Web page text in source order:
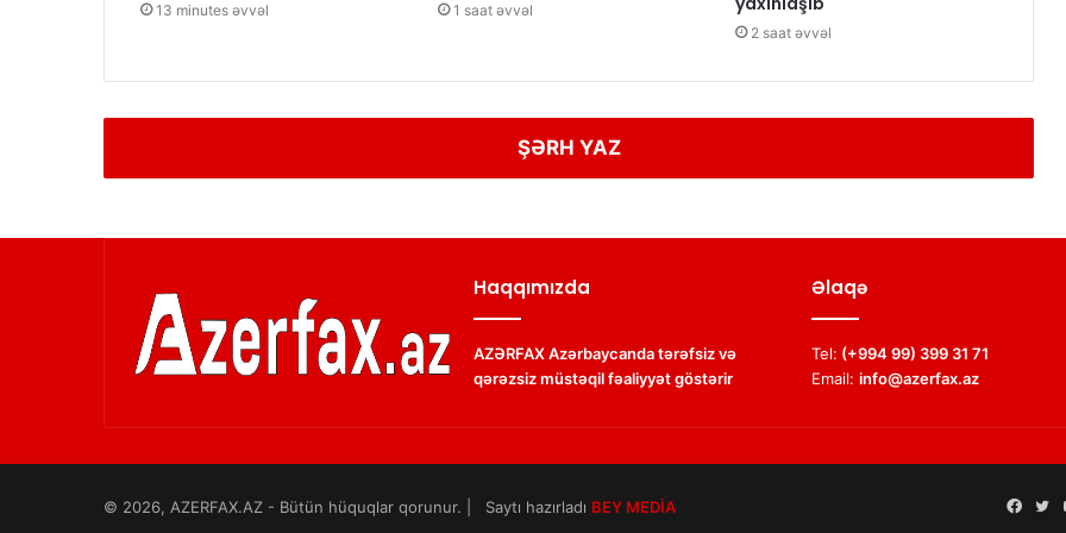
13 minutes əvvəl 1 saat əvvəl
2 saat əvvəl
ŞƏRH YAZ
Haqqımızda
AZƏRFAX Azərbaycanda tərəfsiz və
qərəzsiz müstəqil fəaliyyət göstərir
Əlaqə
Tel: (+994 99) 399 31 71
Email: info@azerfax.az
© 2026, AZERFAX.AZ - Bütün hüquqlar qorunur. | Saytı hazırladı BEY MEDİA